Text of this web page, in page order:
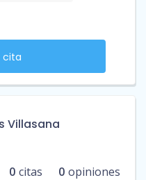
cita
Villasana
0 citas 0 opiniones